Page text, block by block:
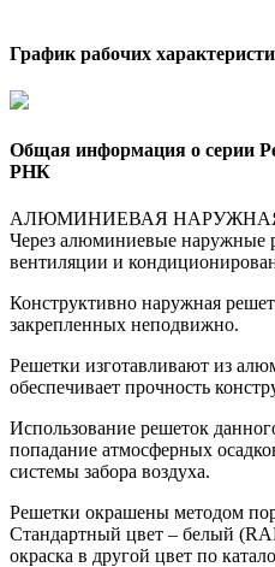
График рабочих
Общая информация о серии
РНК
АЛЮМИНИЕВАЯ
Через алюминиевые наружные
вентиляции и
Конструктивно наружная
закрепленных неподвижно.
Решетки изготавливают из
обеспечивает прочность
Использование решеток
попадание атмосферных
системы забора воздуха.
Решетки окрашены методом
Стандартный цвет – белый
окраска в другой цвет по